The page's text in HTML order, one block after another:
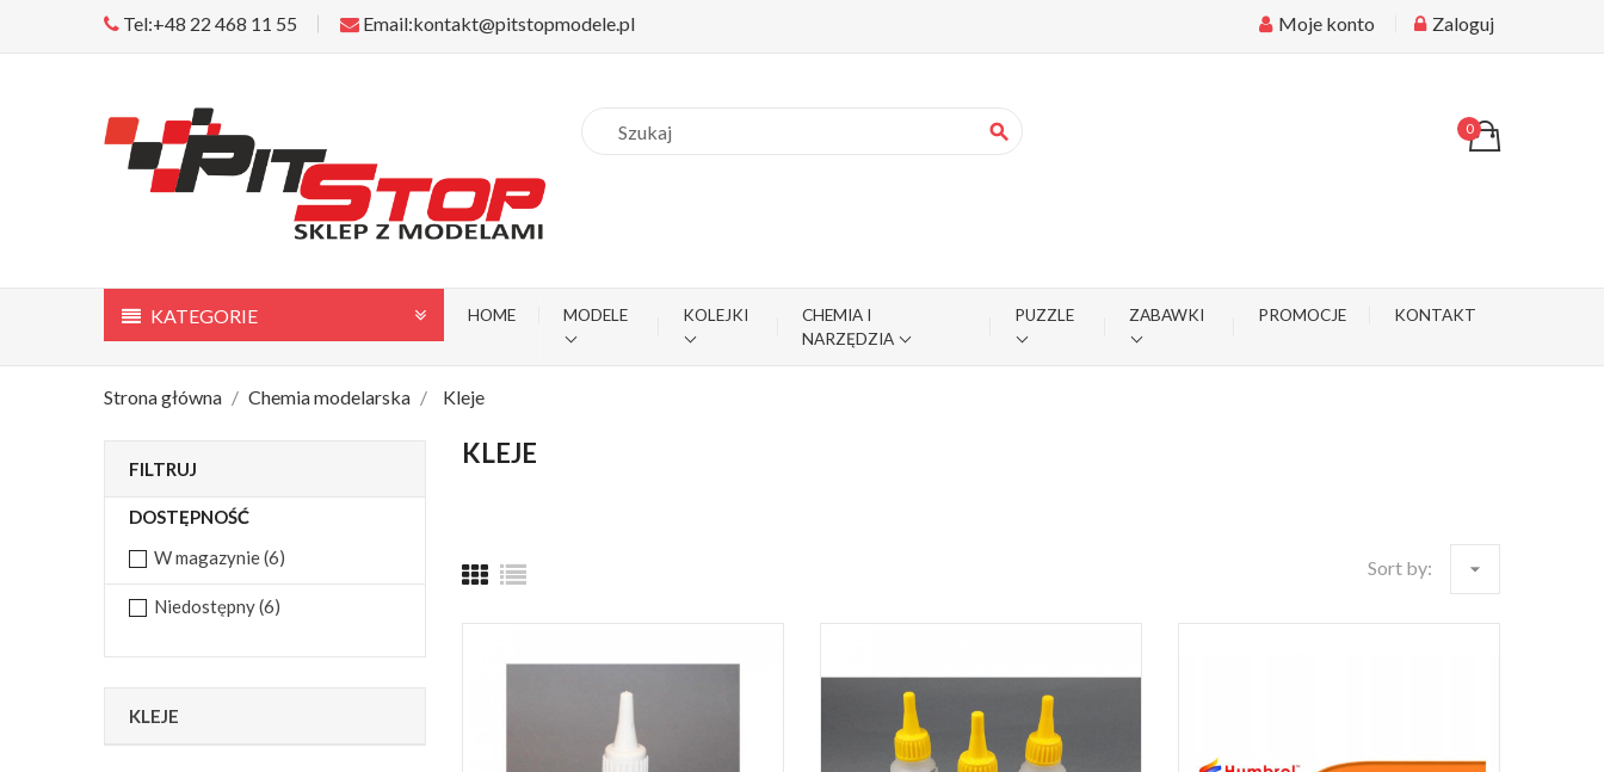
Tel:+48 22 468 11 55 Email:kontakt@pitstopmodele.pl Moje konto Zaloguj
0
search
KATEGORIE HOME MODELE KOLEJKI
CHEMIA I
NARZĘDZIA
PUZZLE ZABAWKI PROMOCJE KONTAKT
Strona główna Chemia modelarska Kleje
FILTRUJ
DOSTĘPNOŚĆ
W magazynie(6)
Niedostępny(6)
KLEJE
KLEJE
Sort by: arrow_drop_down